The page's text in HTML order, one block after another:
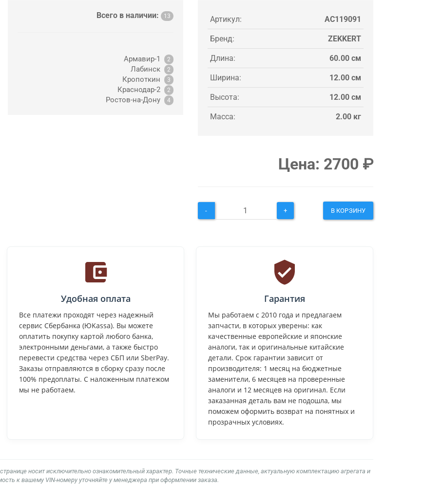
Всего в наличии: 13
Армавир-1 2
Лабинск 2
Кропоткин 3
Краснодар-2 2
Ростов-на-Дону 4
Артикул: AC119091
Бренд: ZEKKERT
Длина: 60.00 см
Ширина: 12.00 см
Высота: 12.00 см
Масса: 2.00 кг
Цена: 2700 ₽
- + В КОРЗИНУ
Удобная оплата
Все платежи проходят через надежный
сервис Сбербанка (ЮKassa). Вы можете
оплатить покупку картой любого банка,
электронными деньгами, а также быстро
перевести средства через СБП или SberPay.
Заказы отправляются в сборку сразу после
100% предоплаты. С наложенным платежом
мы не работаем.
Гарантия
Мы работаем с 2010 года и предлагаем
запчасти, в которых уверены: как
качественные европейские и японские
аналоги, так и оригинальные китайские
детали. Срок гарантии зависит от
производителя: 1 месяц на бюджетные
заменители, 6 месяцев на проверенные
аналоги и 12 месяцев на оригинал. Если
заказанная деталь вам не подошла, мы
поможем оформить возврат на понятных и
прозрачных условиях.
носит исключительно ознакомительный характер. Точные технические данные, актуальную комплектацию агрегата и
к вашему VIN-номеру уточняйте у менеджера при оформлении заказа.